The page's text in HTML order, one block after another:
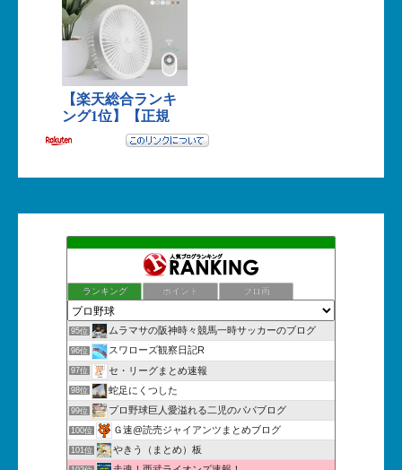
ランキング ポイント ブロ画
95位 ムラマサの阪神時々競馬一時サッカーのブログ
96位 スワローズ観察日記R
97位 セ・リーグまとめ速報
98位 蛇足にくつした
99位 プロ野球巨人愛溢れる二児のパパブログ
100位 Ｇ速@読売ジャイアンツまとめブログ
101位 やきう（まとめ）板